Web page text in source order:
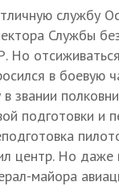
службу
Службы
Но
в боевую
в звании
подготовки и
центр. Но
майора